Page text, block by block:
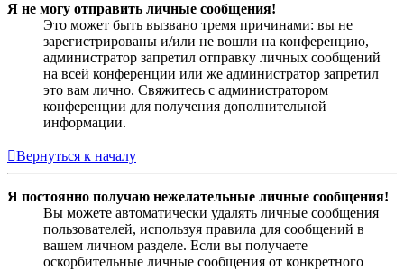
Я не могу отправить личные сообщения!
Это может быть вызвано тремя причинами: вы не
зарегистрированы и/или не вошли на конференцию,
администратор запретил отправку личных сообщений
на всей конференции или же администратор запретил
это вам лично. Свяжитесь с администратором
конференции для получения дополнительной
информации.
Вернуться к началу
Я постоянно получаю нежелательные личные сообщения!
Вы можете автоматически удалять личные сообщения
пользователей, используя правила для сообщений в
вашем личном разделе. Если вы получаете
оскорбительные личные сообщения от конкретного